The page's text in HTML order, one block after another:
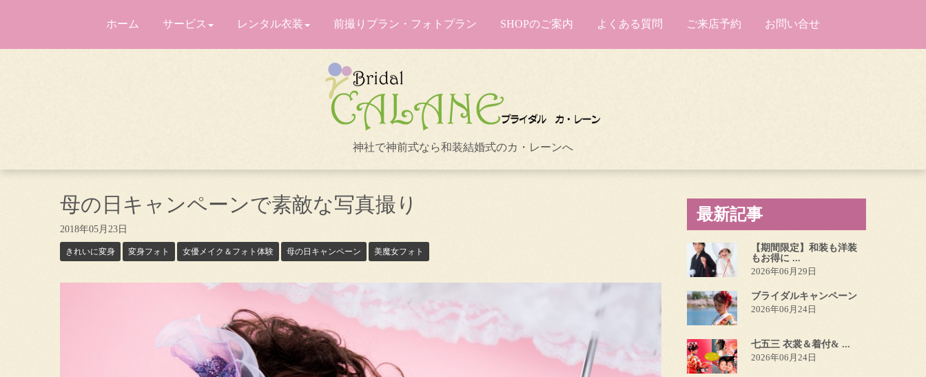
ホーム サービス レンタル衣装 前撮りプラン・フォトプラン SHOPのご案内 よくある質問 ご来店予約 お問い合せ
神社で神前式なら和装結婚式のカ・レーンへ
母の日キャンペーンで素敵な写真撮り
2018年05月23日
きれいに変身 変身フォト 女優メイク＆フォト体験 母の日キャンペーン 美魔女フォト
最新記事
【期間限定】和装も洋装
もお得に ...
2026年06月29日
ブライダルキャンペーン
2026年06月24日
七五三 衣裳＆着付& ...
2026年06月24日